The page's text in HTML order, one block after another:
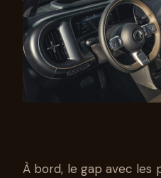
À bord, le gap avec les